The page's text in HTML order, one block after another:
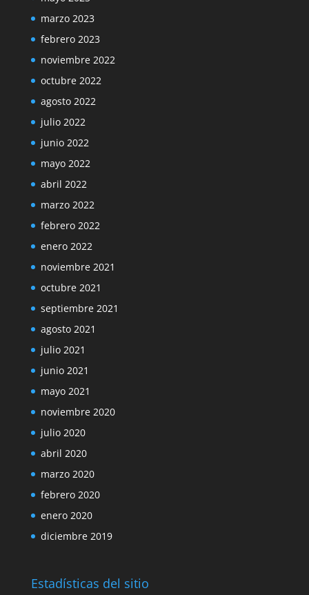
marzo 2023
febrero 2023
noviembre 2022
octubre 2022
agosto 2022
julio 2022
junio 2022
mayo 2022
abril 2022
marzo 2022
febrero 2022
enero 2022
noviembre 2021
octubre 2021
septiembre 2021
agosto 2021
julio 2021
junio 2021
mayo 2021
noviembre 2020
julio 2020
abril 2020
marzo 2020
febrero 2020
enero 2020
diciembre 2019
Estadísticas del sitio